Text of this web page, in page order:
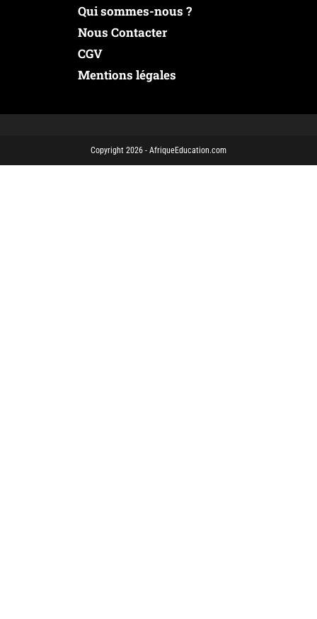
Qui sommes-nous ?
Nous Contacter
CGV
Mentions légales
Copyright 2026 - AfriqueEducation.com